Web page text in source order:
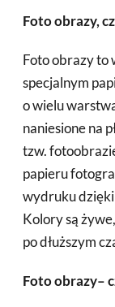
Foto obrazy,
Foto obrazy to
specjalnym
o wielu
naniesione na
tzw.
papieru
wydruku dzięki
Kolory są
po dłuższym
Foto obrazy–